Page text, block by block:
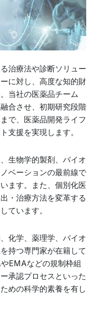
治療法や診断ソリュー
に対し、高度な知的財
当社の医薬品チーム
合させ、初期研究段階
で、医薬品開発ライフ
支援を実現します。
生物学的製剤、バイオ
ベーションの最前線で
ます。また、個別化医
・治療方法を変革する
ています。
化学、薬理学、バイオ
持つ専門家が在籍して
EMAなどの規制枠組
承認プロセスといった
めの科学的素養を有し